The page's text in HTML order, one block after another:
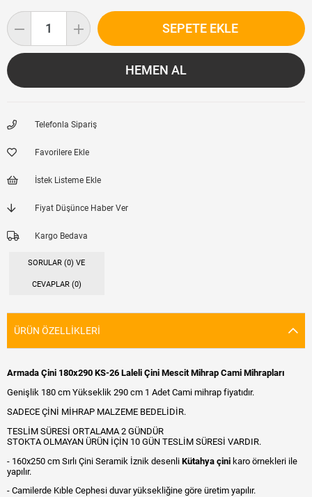
Telefonla Sipariş
Favorilere Ekle
İstek Listeme Ekle
Fiyat Düşünce Haber Ver
Kargo Bedava
SORULAR (0) VE
CEVAPLAR (0)
ÜRÜN ÖZELLIKLERI
Armada Çini 180x290 KS-26 Laleli Çini Mescit Mihrap Cami Mihrapları
Genişlik 180 cm Yükseklik 290 cm 1 Adet Cami mihrap fiyatıdır.
SADECE ÇİNİ MİHRAP MALZEME BEDELİDİR.
TESLİM SÜRESİ ORTALAMA 2 GÜNDÜR
STOKTA OLMAYAN ÜRÜN İÇİN 10 GÜN TESLİM SÜRESİ VARDIR.
- 160x250 cm Sırlı Çini Seramik İznik desenli Kütahya çini karo örnekleri ile
yapılır.
- Camilerde Kıble Cephesi duvar yüksekliğine göre üretim yapılır.